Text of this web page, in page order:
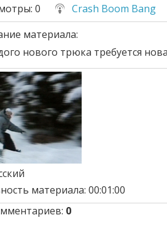
: 0
Crash Boom Bang
материала:
нового трюка требуется
материала: 00:01:00
: 0